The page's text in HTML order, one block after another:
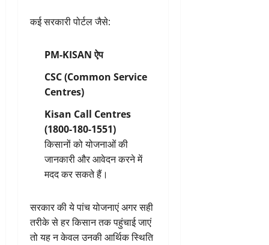
कई सरकारी पोर्टल जैसे:
PM-KISAN ऐप
CSC (Common Service
Centres)
Kisan Call Centres
(1800-180-1551)
किसानों को योजनाओं की
जानकारी और आवेदन करने में
मदद कर सकते हैं।
सरकार की ये पांच योजनाएं अगर सही
तरीके से हर किसान तक पहुंचाई जाएं
तो यह न केवल उनकी आर्थिक स्थिति